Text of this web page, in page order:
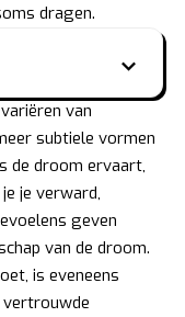
dragen.
van
subtiele vormen
de droom ervaart,
je verward,
geven
van de droom.
is eveneens
vertrouwde